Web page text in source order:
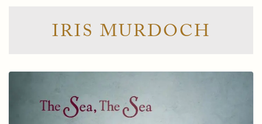
IRIS MURDOCH